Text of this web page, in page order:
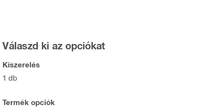
Válaszd ki az opciókat
Kiszerelés
1 db
Termék opciók